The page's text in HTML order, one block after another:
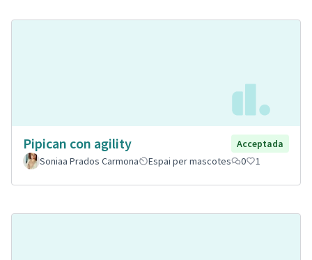
Pipican con agility
Acceptada
Soniaa Prados Carmona
Espai per mascotes 0 1